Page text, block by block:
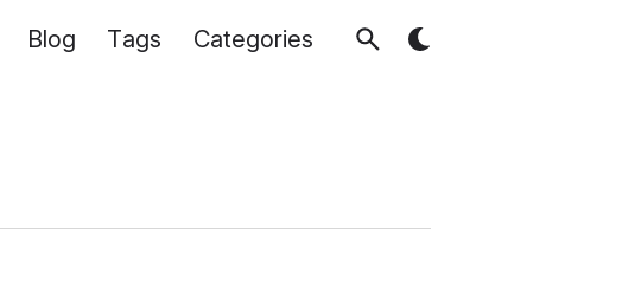
Blog Tags Categories